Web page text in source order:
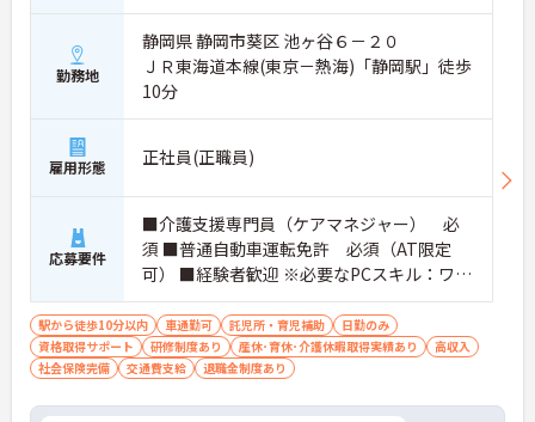
勤務地
静岡県 静岡市葵区 池ヶ谷６－２０
ＪＲ東海道本線(東京－熱海)「静岡駅」徒歩
10分
雇用形態 正社員(正職員)
応募要件
■介護支援専門員（ケアマネジャー） 必
須 ■普通自動車運転免許 必須（AT限定
可） ■経験者歓迎 ※必要なPCスキル：ワー
ド・エクセル等の操作
駅から徒歩10分以内 車通勤可 託児所・育児補助
日勤のみ
資格取得サポート
研修制度あり 産休･育休･介護休暇取得実績あり
高収入
社会保険完備
交通費支給 退職金制度あり